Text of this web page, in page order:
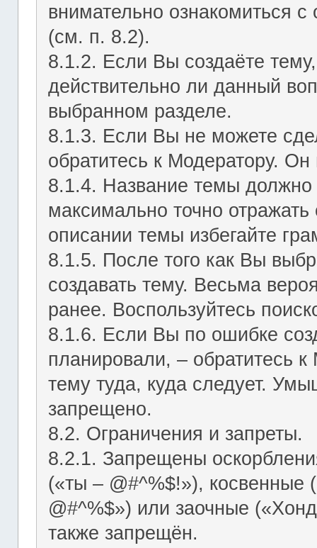
внимательно ознакомиться
(см. п. 8.2).
8.1.2. Если Вы создаёте
действительно ли данный
выбранном разделе.
8.1.3. Если Вы не можете
обратитесь к Модератору.
8.1.4. Название темы
максимально точно
описании темы избегайте
8.1.5. После того как Вы
создавать тему. Весьма
ранее. Воспользуйтесь
8.1.6. Если Вы по ошибке
планировали, – обратитесь
тему туда, куда следует.
запрещено.
8.2. Ограничения и запреты.
8.2.1. Запрещены
(«ты – @#^%$!»), косвенные
@#^%$») или заочные
также запрещён.